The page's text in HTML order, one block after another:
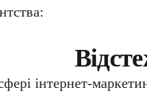
інтернет-